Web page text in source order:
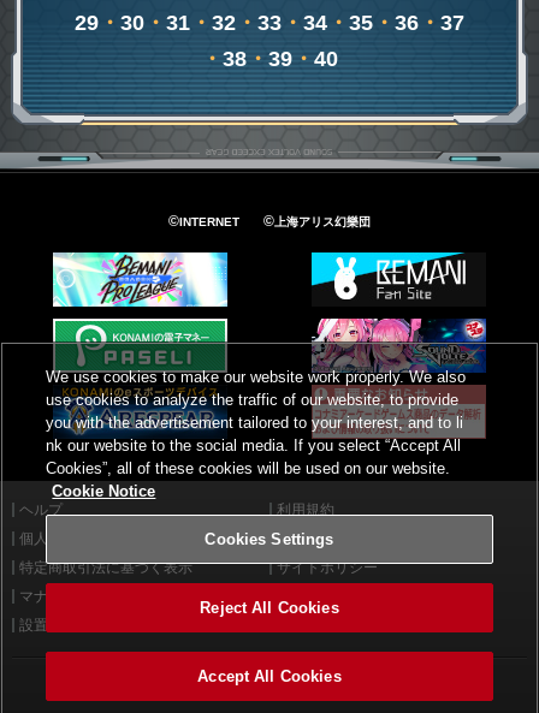
29・ 30・ 31・ 32・ 33・ 34・ 35・ 36・ 37
・ 38・39・40
©INTERNET ©上海アリス幻樂団
ヘルプ
利用規約
個人情報等保護方針
外部送信について
特定商取引法に基づく表示
サイトポリシー
マナー＆ルール
設置店舗検索
©2026 Konami Arcade Games
We use cookies to make our website work properly. We also
use cookies to analyze the traffic of our website, to provide
you with the advertisement tailored to your interest, and to li
nk our website to the social media. If you select “Accept All
Cookies”, all of these cookies will be used on our website.
Cookie Notice
Cookies Settings
Reject All Cookies
Accept All Cookies